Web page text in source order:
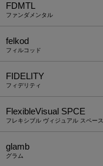
FDMTL
ファンダメンタル
felkod
フィルコッド
FIDELITY
フィデリティ
FlexibleVisual SPCE
フレキシブル ヴィジュアル スペース
glamb
グラム